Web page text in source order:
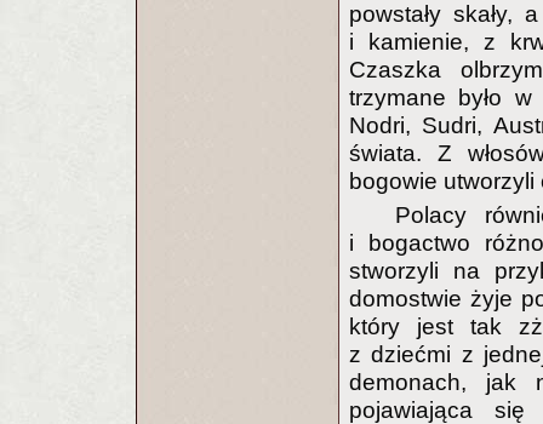
powstały
i kamienie, z
Czaszka
trzymane było
Nodri, Sudri,
świata. Z
bogowie utworzyli
Polacy
i bogactwo
stworzyli na
domostwie żyje
który jest tak
z dziećmi z
demonach, jak
pojawiająca